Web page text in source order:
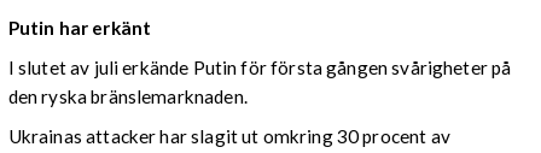
Putin har erkänt
I slutet av juli erkände Putin för första gången svårigheter på
den ryska bränslemarknaden.
Ukrainas attacker har slagit ut omkring 30 procent av